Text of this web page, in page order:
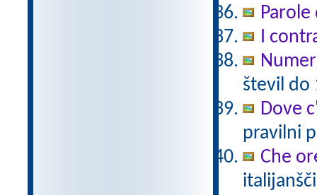
Parole
I
števil do
Dove
pravilni
Che